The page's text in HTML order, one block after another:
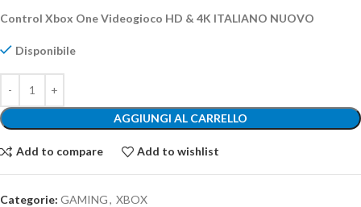
Control Xbox One Videogioco HD & 4K ITALIANO NUOVO
Disponibile
AGGIUNGI AL CARRELLO
Add to compare Add to wishlist
Categorie: GAMING, XBOX